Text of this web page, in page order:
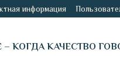
информация
– КОГДА КАЧЕСТВО